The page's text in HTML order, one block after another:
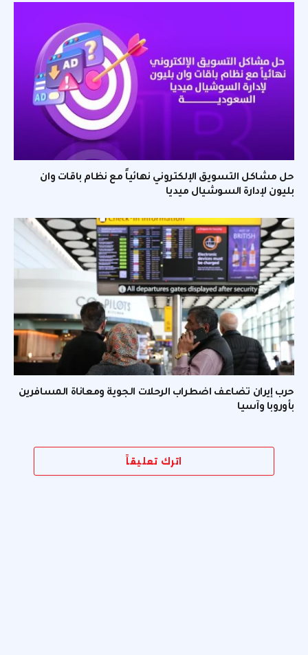
حل مشاكل التسويق الإلكتروني نهائياً مع نظام باقات وان
بليون لإدارة السوشيال ميديا
حرب إيران تضاعف اضطراب الرحلات الجوية ومعاناة المسافرين
بأوروبا وآسيا
اترك تعليقاً